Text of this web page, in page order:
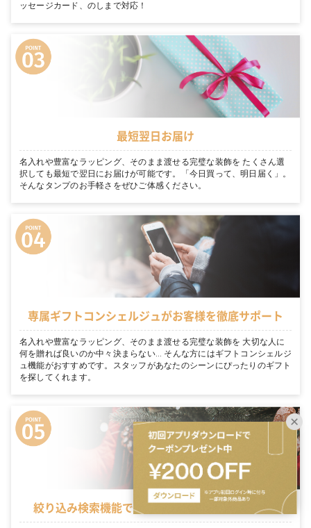
ッセージカード、のしまで対応！
最短翌日お届け
名入れや豊富なラッピング、そのまま渡せる完璧な装飾を たくさん選
択しても最短で翌日にお届けが可能です。「今日買って、明日届く」。
そんなタンプのお手軽さをぜひご体感ください。
専属ギフトコンシェルジュがお客様を徹底サポート
名入れや豊富なラッピング、そのまま渡せる完璧な装飾を 大切な人に
何を贈れば良いのか中々決まらない… そんな方にはギフトコンシェルジ
ュ機能がおすすめです。スタッフがあなたのシーンにぴったりのギフト
を探してくれます。
絞り込み検索機能でシーンに適切なギフトを表示